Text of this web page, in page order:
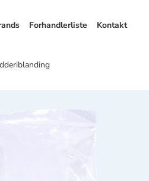
Forhandlerliste Kontakt